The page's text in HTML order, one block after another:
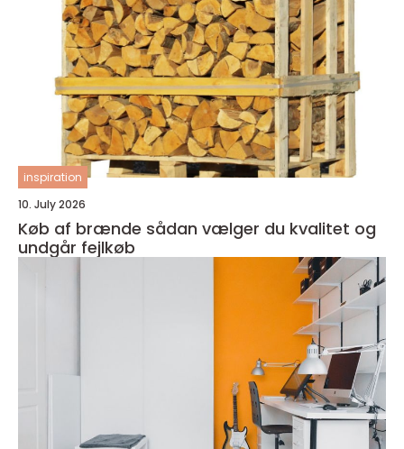
inspiration
10. July 2026
Køb af brænde sådan vælger du kvalitet og
undgår fejlkøb